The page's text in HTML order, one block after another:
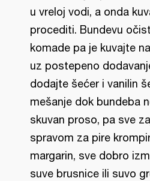
u vreloj vodi, a onda
procediti. Bundevu
komade pa je kuvajte
uz postepeno
dodajte šećer i vanilin
mešanje dok bundeba
skuvan proso, pa sve
spravom za pire
margarin, sve dobro
suve brusnice ili suvo